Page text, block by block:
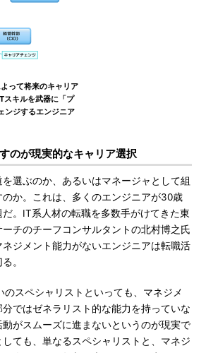
って将来のキャリア
スキルを武器に「プ
ンジするエンジニア
のが現実的なキャリア選択
選ぶのか、あるいはマネージャとして組
か。これは、多くのエンジニアが30歳
。IT系人材の転職を多数手がけてきた東
チのチーフコンサルタントの北村博之氏
ジメント能力がないエンジニアは転職活
。
スペシャリストといっても、マネジメ
ではゼネラリスト的な能力を持っていな
がスムーズに進まないというのが現実で
ても、単なるスペシャリストと、マネジ